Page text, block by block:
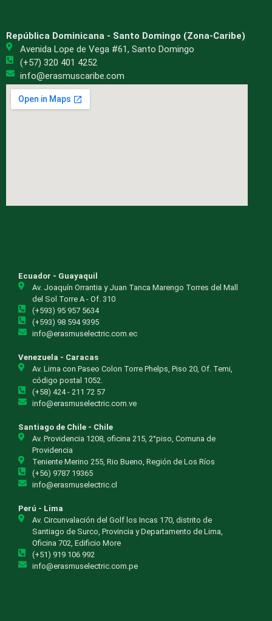
República Dominicana - Santo Domingo (Zona-Caribe)
Avenida Lope de Vega #61, Santo Domingo
(+57) 320 401 4252
info@erasmuscaribe.com
Ecuador - Guayaquil
Av. Joaquín Orrantia y Juan Tanca Marengo Torres del Mall
del Sol Torre A - Of. 310
(+593) 95 957 5634
(+593) 98 594 9395
info@erasmuselectric.com.ec
Venezuela - Caracas
Av. Lima con Paseo Colon Torre Phelps, Piso 20, Of. Temi,
código postal 1052.
(+58) 424 - 211 72 57
info@erasmuselectric.com.ve
Santiago de Chile - Chile
Av. Providencia 1208, oficina 215, 2°piso, Comuna de
Providencia
Teniente Merino 255, Rio Bueno, Región de Los Ríos
(+56) 9787 19365
info@erasmuselectric.cl
Perú - Lima
Av. Circunvalación del Golf los Incas 170, distrito de
Santiago de Surco, Provincia y Departamento de Lima,
Oficina 702, Edificio More
(+51) 919 106 992
info@erasmuselectric.com.pe